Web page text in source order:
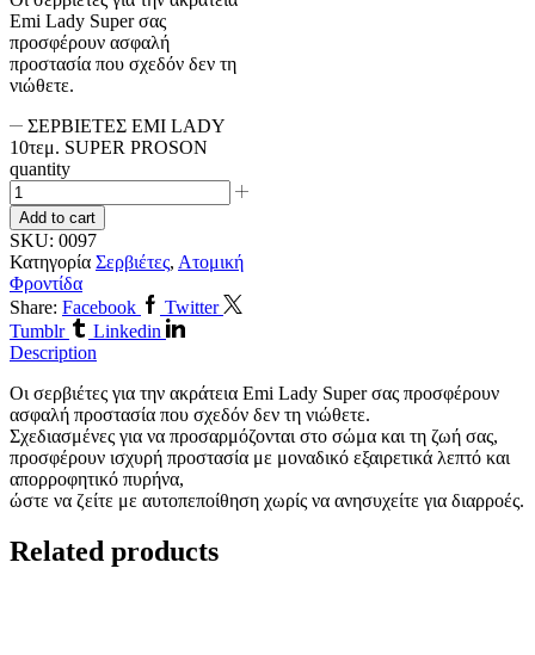
Emi Lady Super σας
προσφέρουν ασφαλή
προστασία που σχεδόν δεν τη
νιώθετε.
ΣΕΡΒΙΕΤΕΣ EMI LADY
10τεμ. SUPER PROSON
quantity
Add to cart
SKU: 0097
Κατηγορία Σερβιέτες, Ατομική
Φροντίδα
Share: Facebook
Twitter
Tumblr
Linkedin
Description
Οι σερβιέτες για την ακράτεια Emi Lady Super σας προσφέρουν
ασφαλή προστασία που σχεδόν δεν τη νιώθετε.
Σχεδιασμένες για να προσαρμόζονται στο σώμα και τη ζωή σας,
προσφέρουν ισχυρή προστασία με μοναδικό εξαιρετικά λεπτό και
απορροφητικό πυρήνα,
ώστε να ζείτε με αυτοπεποίθηση χωρίς να ανησυχείτε για διαρροές.
Related products